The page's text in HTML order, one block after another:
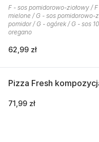
F - sos pomidorowo-ziołowy /
mielone / G - sos pomidorowo-
pomidor / G - ogórek / G - sos
oregano
62,99 zł
Pizza Fresh
71,99 zł